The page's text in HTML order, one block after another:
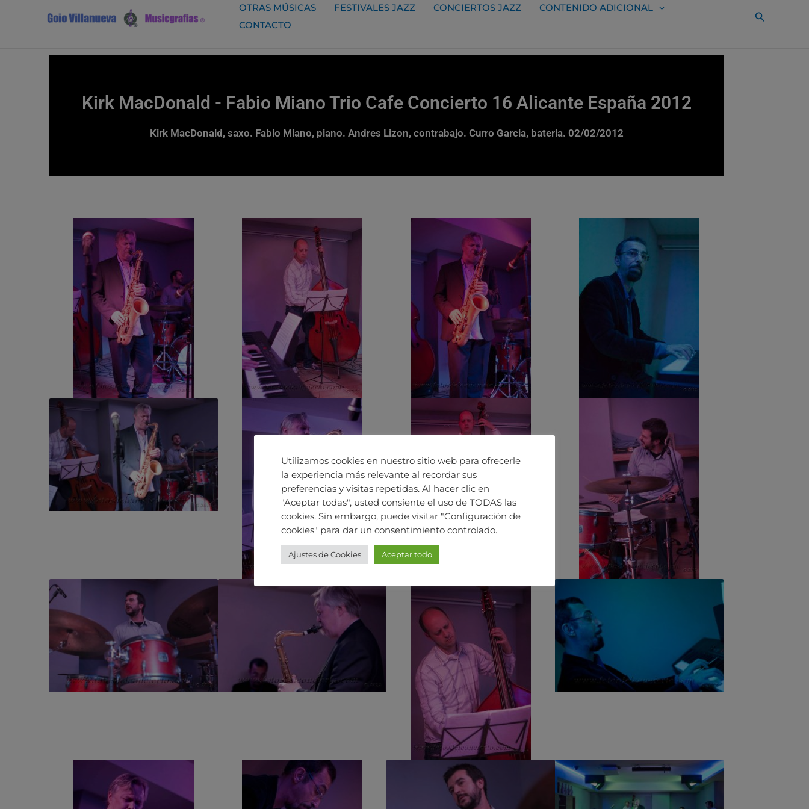
OTRAS MÚSICAS FESTIVALES JAZZ CONCIERTOS JAZZ
CONTENIDO ADICIONAL
CONTACTO
Buscar
Kirk MacDonald - Fabio Miano Trio Cafe Concierto 16 Alicante España 2012
Kirk MacDonald, saxo. Fabio Miano, piano. Andres Lizon, contrabajo. Curro Garcia, bateria. 02/02/2012
Utilizamos cookies en nuestro sitio web para ofrecerle
la experiencia más relevante al recordar sus
preferencias y visitas repetidas. Al hacer clic en
"Aceptar todas", usted consiente el uso de TODAS las
cookies. Sin embargo, puede visitar "Configuración de
cookies" para dar un consentimiento controlado.
Ajustes de Cookies Aceptar todo